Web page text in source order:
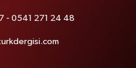
- 0541 271 24 48